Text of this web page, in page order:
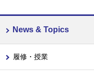
News & Topics
履修・授業